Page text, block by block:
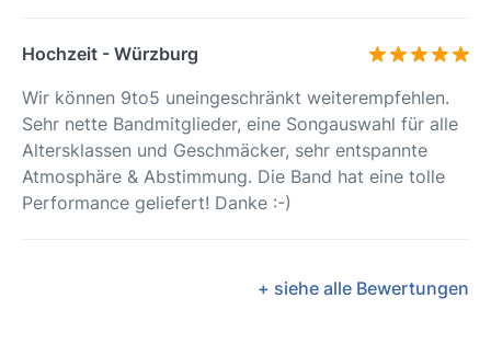
Hochzeit - Würzburg
Wir können 9to5 uneingeschränkt weiterempfehlen.
Sehr nette Bandmitglieder, eine Songauswahl für alle
Altersklassen und Geschmäcker, sehr entspannte
Atmosphäre & Abstimmung. Die Band hat eine tolle
Performance geliefert! Danke :-)
+ siehe alle Bewertungen